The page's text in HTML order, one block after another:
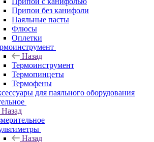
Припои без канифоли
Паяльные пасты
Флюсы
Оплетки
Назад
Термоинструмент
Термопинцеты
Термофены
для паяльного оборудования
Назад
Назад